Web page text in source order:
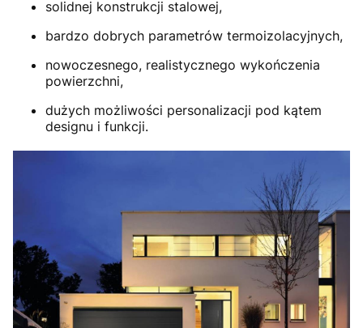
solidnej konstrukcji stalowej,
bardzo dobrych parametrów termoizolacyjnych,
nowoczesnego, realistycznego wykończenia
powierzchni,
dużych możliwości personalizacji pod kątem
designu i funkcji.